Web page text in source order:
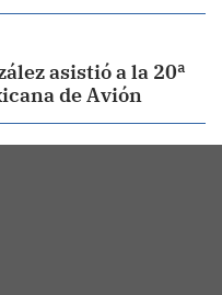
asistió a la 20ª
de Avión